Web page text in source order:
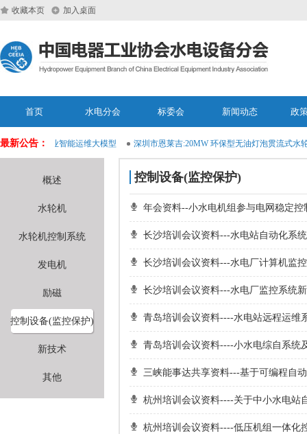
收藏本页 加入桌面
首页 水电分会 标委会 新闻动态 政
最新公告：
水利水电行业智能运维大模型 深圳市恩莱吉:20MW 环保型无油灯泡贯流式水轮
概述
水轮机
水轮机控制系统
发电机
励磁
控制设备(监控保护)
新技术
其他
控制设备(监控保护)
年会资料--小水电机组参与电网稳定
长沙培训会议资料---水电站自动化系
长沙培训会议资料---水电厂计算机监
长沙培训会议资料---水电厂监控系统
青岛培训会议资料----水电站远程运维
青岛培训会议资料----小水电综自系统
三峡能事达共享资料---基于可编程自
杭州培训会议资料----关于中小水电站
杭州培训会议资料----低压机组一体化